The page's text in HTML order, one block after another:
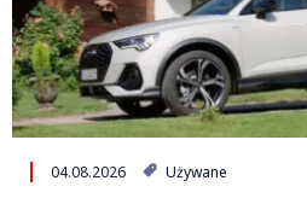
04.08.2026 Używane